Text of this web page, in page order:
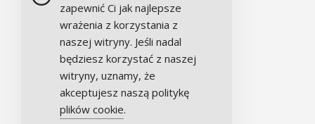
zapewnić Ci jak najlepsze
wrażenia z korzystania z
naszej witryny. Jeśli nadal
będziesz korzystać z naszej
witryny, uznamy, że
akceptujesz naszą politykę
plików cookie.